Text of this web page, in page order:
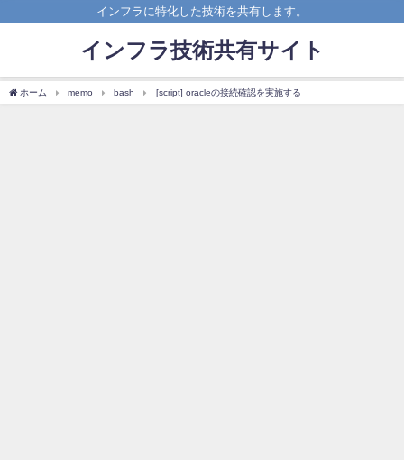
インフラに特化した技術を共有します。
インフラ技術共有サイト
ホーム memo bash [script] oracleの接続確認を実施する